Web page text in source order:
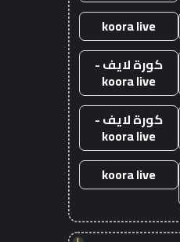
koora live
كورة لايف -
koora live
كورة لايف -
koora live
koora live